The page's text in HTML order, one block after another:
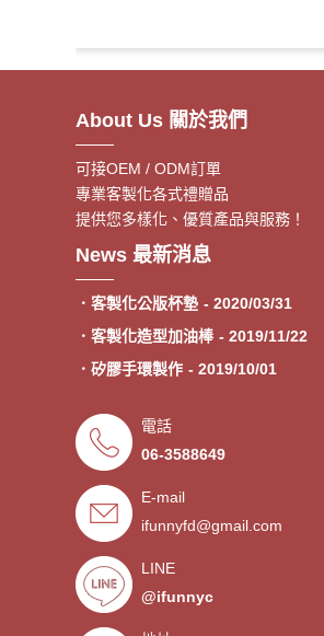
About Us 關於我們
可接OEM / ODM訂單
專業客製化各式禮贈品
提供您多樣化、優質產品與服務！
News 最新消息
費》
．客製化公版杯墊 - 2020/03/31
．客製化造型加油棒 - 2019/11/22
．矽膠手環製作 - 2019/10/01
．來圖印製氣囊支架 低起訂量
．超低價少量手環客製
．禮贈品客製化服務，歡迎免費
索取樣品。
．氣囊支架客製服務 - 2019/08/30
．廣告扇製作工廠 -競選造勢熱
門宣傳贈品
．宮廟神明結緣品訂做
．水晶滴膠氣囊支架製作
電話
06-3588649
E-mail
ifunnyfd@gmail.com
LINE
@ifunnyc